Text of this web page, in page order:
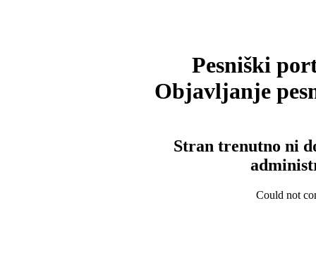
Pesniški
Objavljanje
Stran trenutno ni
Could not